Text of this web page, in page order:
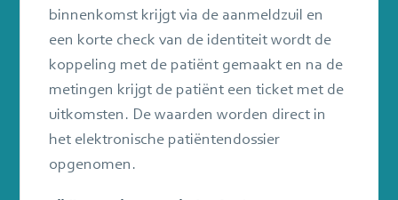
binnenkomst krijgt via de aanmeldzuil en
een korte check van de identiteit wordt de
koppeling met de patiënt gemaakt en na de
metingen krijgt de patiënt een ticket met de
uitkomsten. De waarden worden direct in
het elektronische patiëntendossier
opgenomen.